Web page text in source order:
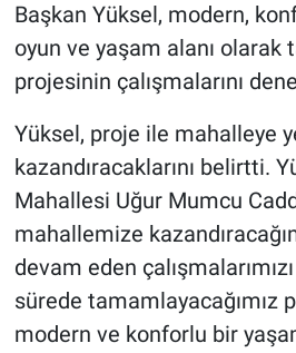
Başkan Yüksel, modern,
oyun ve yaşam alanı olarak
projesinin çalışmalarını
Yüksel, proje ile mahalleye
kazandıracaklarını belirtti.
Mahallesi Uğur Mumcu
mahallemize
devam eden
sürede tamamlayacağımız
modern ve konforlu bir